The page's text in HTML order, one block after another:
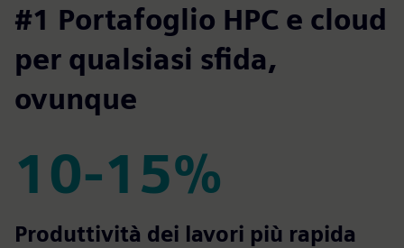
#1 Portafoglio HPC e cloud
per qualsiasi sfida,
ovunque
10-15%
10-15%
Produttività dei lavori più rapida